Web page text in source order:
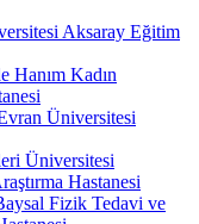
Aksaray Eğitim
Hanım Kadın
Üniversitesi
Üniversitesi
Hastanesi
Fizik Tedavi ve